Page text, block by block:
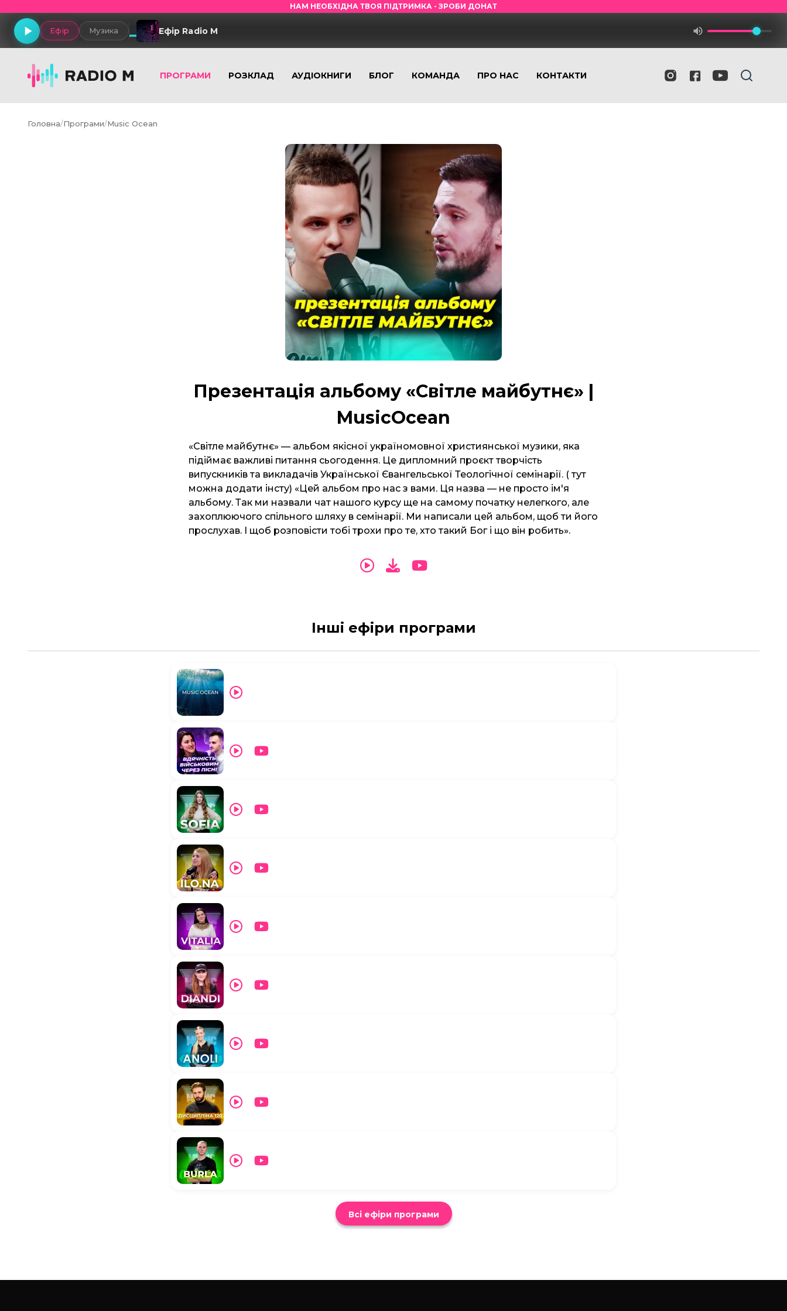
НАМ НЕОБХІДНА ТВОЯ ПІДТРИМКА - ЗРОБИ ДОНАТ
Ефір Музика Ефір Radio M
ПРОГРАМИ РОЗКЛАД АУДІОКНИГИ БЛОГ КОМАНДА ПРО НАС КОНТАКТИ
Головна/Програми/Music Ocean
Презентація альбому «Світле майбутнє» |
MusicOcean
«Світле майбутнє» — альбом якісної україномовної християнської музики, яка
підіймає важливі питання сьогодення. Це дипломний проєкт творчість
випускників та викладачів Української Євангельської Теологічної семінарії. ( тут
можна додати інсту) «Цей альбом про нас з вами. Ця назва — не просто ім'я
альбому. Так ми назвали чат нашого курсу ще на самому початку нелегкого, але
захоплюючого спільного шляху в семінарії. Ми написали цей альбом, щоб ти його
прослухав. І щоб розповісти тобі трохи про те, хто такий Бог і що він робить».
Інші ефіри програми
Всі ефіри програми